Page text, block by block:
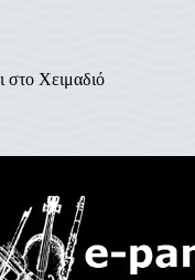
στο Χειμαδιό